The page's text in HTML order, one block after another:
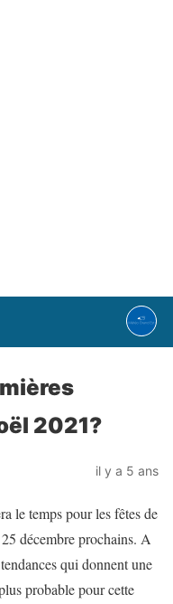
2021?
il y a 5 ans
le temps pour les fêtes de
décembre prochains. A
qui donnent une
probable pour cette